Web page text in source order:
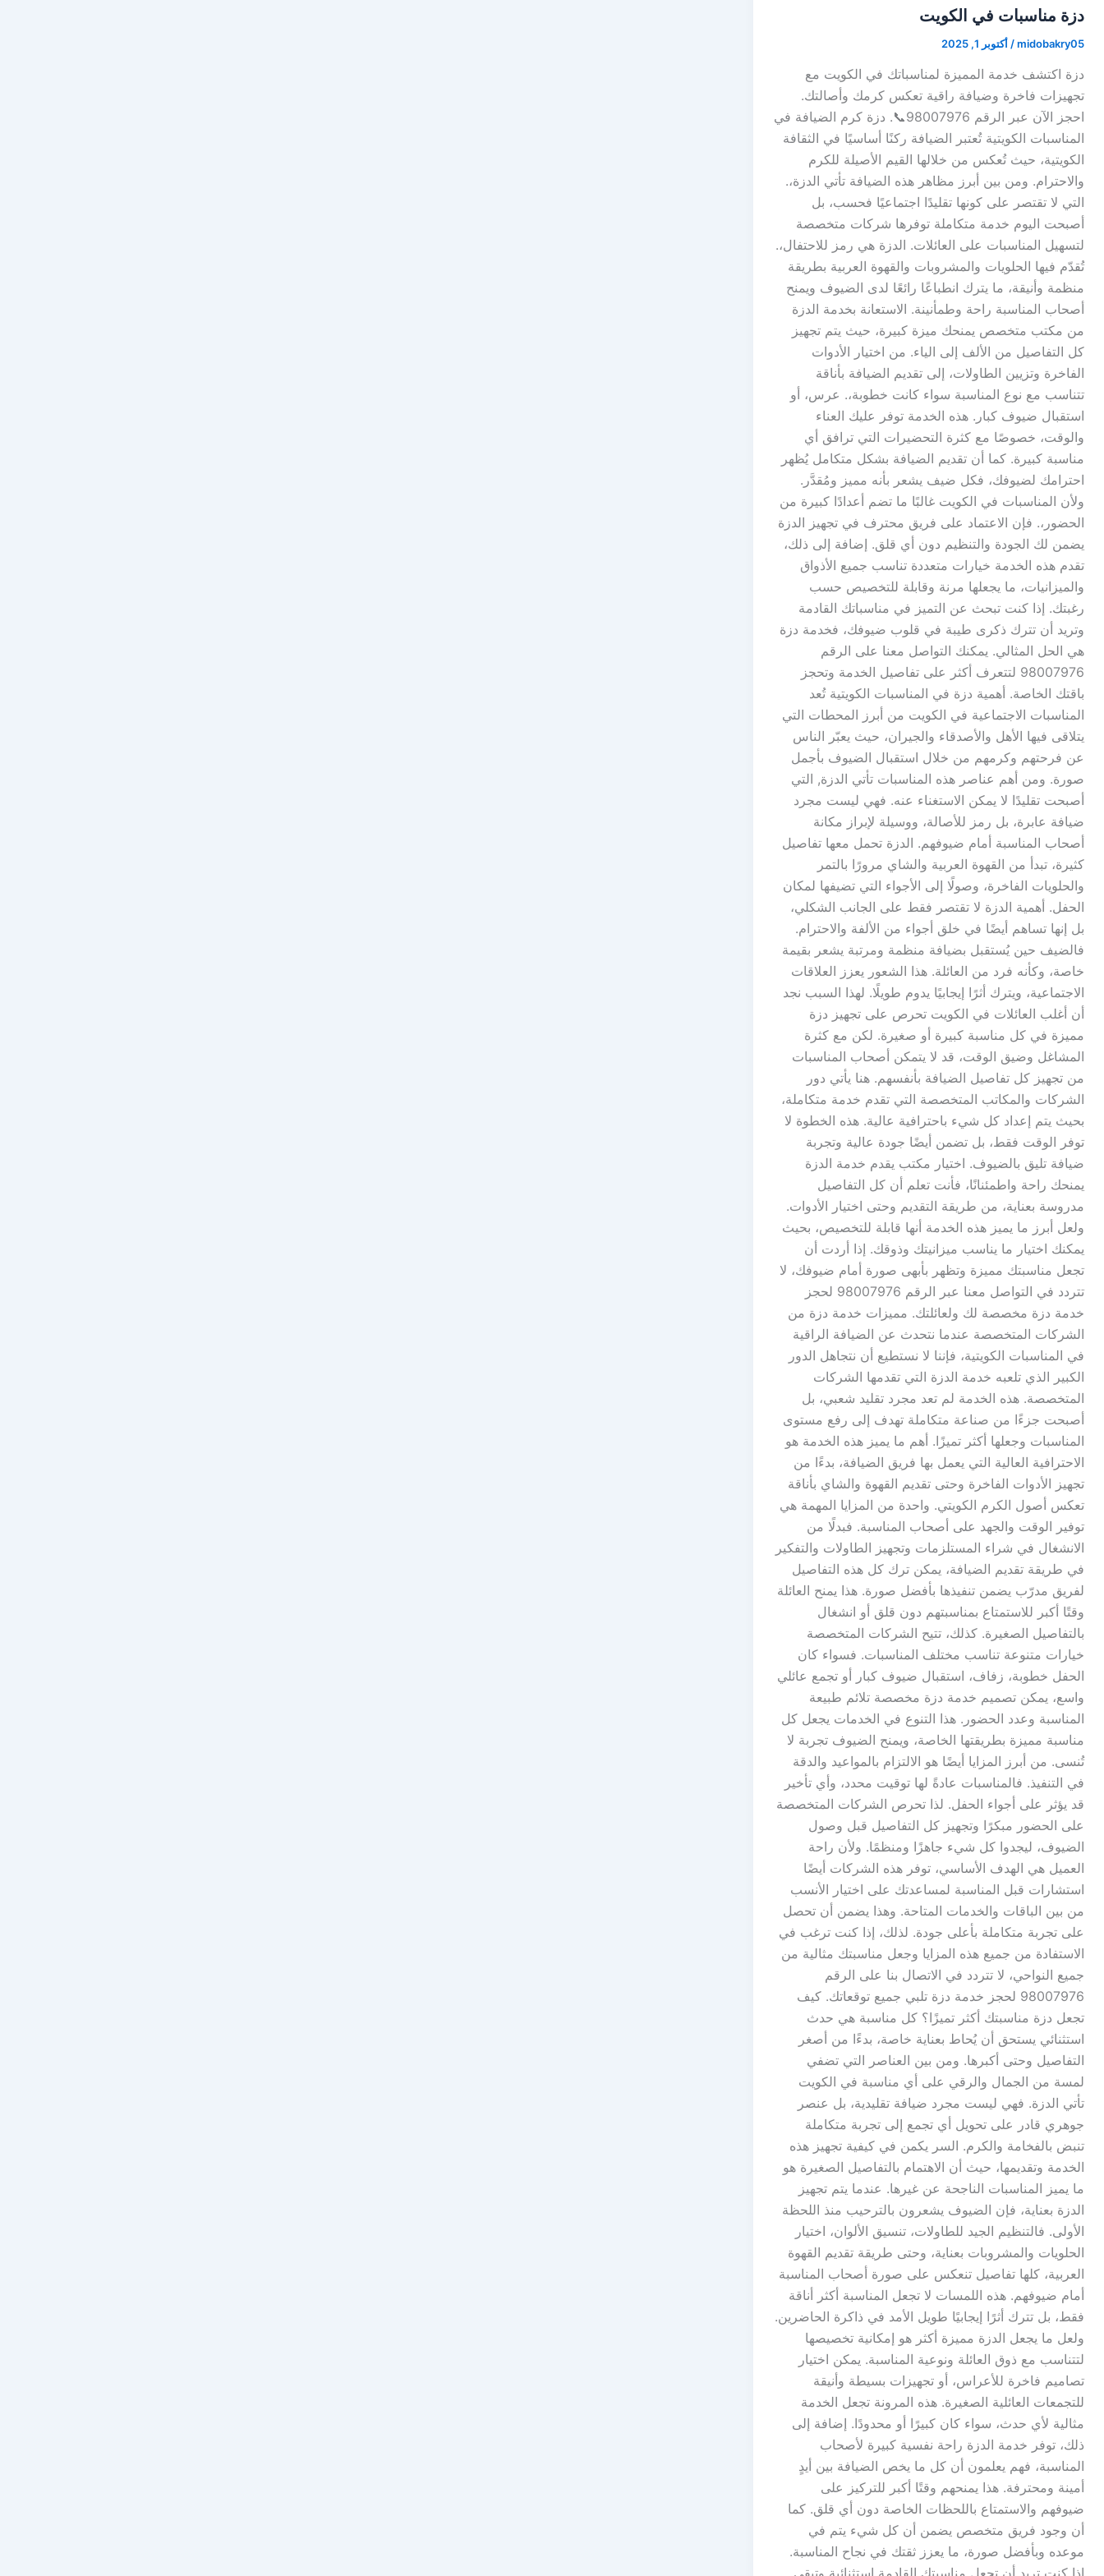
دزة مناسبات في الكويت
midobakry05
/ أكتوبر 1, 2025
دزة اكتشف خدمة المميزة لمناسباتك في الكويت مع
تجهيزات فاخرة وضيافة راقية تعكس كرمك وأصالتك.
احجز الآن عبر الرقم 98007976📞. دزة كرم الضيافة في
المناسبات الكويتية تُعتبر الضيافة ركنًا أساسيًا في الثقافة
الكويتية، حيث تُعكس من خلالها القيم الأصيلة للكرم
والاحترام. ومن بين أبرز مظاهر هذه الضيافة تأتي الدزة،.
التي لا تقتصر على كونها تقليدًا اجتماعيًا فحسب، بل
أصبحت اليوم خدمة متكاملة توفرها شركات متخصصة
لتسهيل المناسبات على العائلات. الدزة هي رمز للاحتفال،.
تُقدّم فيها الحلويات والمشروبات والقهوة العربية بطريقة
منظمة وأنيقة، ما يترك انطباعًا رائعًا لدى الضيوف ويمنح
أصحاب المناسبة راحة وطمأنينة. الاستعانة بخدمة الدزة
من مكتب متخصص يمنحك ميزة كبيرة، حيث يتم تجهيز
كل التفاصيل من الألف إلى الياء. من اختيار الأدوات
الفاخرة وتزيين الطاولات، إلى تقديم الضيافة بأناقة
تتناسب مع نوع المناسبة سواء كانت خطوبة،. عرس، أو
استقبال ضيوف كبار. هذه الخدمة توفر عليك العناء
والوقت، خصوصًا مع كثرة التحضيرات التي ترافق أي
مناسبة كبيرة. كما أن تقديم الضيافة بشكل متكامل يُظهر
احترامك لضيوفك، فكل ضيف يشعر بأنه مميز ومُقدَّر.
ولأن المناسبات في الكويت غالبًا ما تضم أعدادًا كبيرة من
الحضور،. فإن الاعتماد على فريق محترف في تجهيز الدزة
يضمن لك الجودة والتنظيم دون أي قلق. إضافة إلى ذلك،
تقدم هذه الخدمة خيارات متعددة تناسب جميع الأذواق
والميزانيات، ما يجعلها مرنة وقابلة للتخصيص حسب
رغبتك. إذا كنت تبحث عن التميز في مناسباتك القادمة
وتريد أن تترك ذكرى طيبة في قلوب ضيوفك، فخدمة دزة
هي الحل المثالي. يمكنك التواصل معنا على الرقم
98007976 لتتعرف أكثر على تفاصيل الخدمة وتحجز
باقتك الخاصة. أهمية دزة في المناسبات الكويتية تُعد
المناسبات الاجتماعية في الكويت من أبرز المحطات التي
يتلاقى فيها الأهل والأصدقاء والجيران، حيث يعبّر الناس
عن فرحتهم وكرمهم من خلال استقبال الضيوف بأجمل
صورة. ومن أهم عناصر هذه المناسبات تأتي الدزة, التي
أصبحت تقليدًا لا يمكن الاستغناء عنه. فهي ليست مجرد
ضيافة عابرة، بل رمز للأصالة، ووسيلة لإبراز مكانة
أصحاب المناسبة أمام ضيوفهم. الدزة تحمل معها تفاصيل
كثيرة، تبدأ من القهوة العربية والشاي مرورًا بالتمر
والحلويات الفاخرة، وصولًا إلى الأجواء التي تضيفها لمكان
الحفل. أهمية الدزة لا تقتصر فقط على الجانب الشكلي،
بل إنها تساهم أيضًا في خلق أجواء من الألفة والاحترام.
فالضيف حين يُستقبل بضيافة منظمة ومرتبة يشعر بقيمة
خاصة، وكأنه فرد من العائلة. هذا الشعور يعزز العلاقات
الاجتماعية، ويترك أثرًا إيجابيًا يدوم طويلًا. لهذا السبب نجد
أن أغلب العائلات في الكويت تحرص على تجهيز دزة
مميزة في كل مناسبة كبيرة أو صغيرة. لكن مع كثرة
المشاغل وضيق الوقت، قد لا يتمكن أصحاب المناسبات
من تجهيز كل تفاصيل الضيافة بأنفسهم. هنا يأتي دور
الشركات والمكاتب المتخصصة التي تقدم خدمة متكاملة،
بحيث يتم إعداد كل شيء باحترافية عالية. هذه الخطوة لا
توفر الوقت فقط، بل تضمن أيضًا جودة عالية وتجربة
ضيافة تليق بالضيوف. اختيار مكتب يقدم خدمة الدزة
يمنحك راحة واطمئنانًا، فأنت تعلم أن كل التفاصيل
مدروسة بعناية، من طريقة التقديم وحتى اختيار الأدوات.
ولعل أبرز ما يميز هذه الخدمة أنها قابلة للتخصيص، بحيث
يمكنك اختيار ما يناسب ميزانيتك وذوقك. إذا أردت أن
تجعل مناسبتك مميزة وتظهر بأبهى صورة أمام ضيوفك، لا
تتردد في التواصل معنا عبر الرقم 98007976 لحجز
خدمة دزة مخصصة لك ولعائلتك. مميزات خدمة دزة من
الشركات المتخصصة عندما نتحدث عن الضيافة الراقية
في المناسبات الكويتية، فإننا لا نستطيع أن نتجاهل الدور
الكبير الذي تلعبه خدمة الدزة التي تقدمها الشركات
المتخصصة. هذه الخدمة لم تعد مجرد تقليد شعبي، بل
أصبحت جزءًا من صناعة متكاملة تهدف إلى رفع مستوى
المناسبات وجعلها أكثر تميزًا. أهم ما يميز هذه الخدمة هو
الاحترافية العالية التي يعمل بها فريق الضيافة، بدءًا من
تجهيز الأدوات الفاخرة وحتى تقديم القهوة والشاي بأناقة
تعكس أصول الكرم الكويتي. واحدة من المزايا المهمة هي
توفير الوقت والجهد على أصحاب المناسبة. فبدلًا من
الانشغال في شراء المستلزمات وتجهيز الطاولات والتفكير
في طريقة تقديم الضيافة، يمكن ترك كل هذه التفاصيل
لفريق مدرّب يضمن تنفيذها بأفضل صورة. هذا يمنح العائلة
وقتًا أكبر للاستمتاع بمناسبتهم دون قلق أو انشغال
بالتفاصيل الصغيرة. كذلك، تتيح الشركات المتخصصة
خيارات متنوعة تناسب مختلف المناسبات. فسواء كان
الحفل خطوبة، زفاف، استقبال ضيوف كبار أو تجمع عائلي
واسع، يمكن تصميم خدمة دزة مخصصة تلائم طبيعة
المناسبة وعدد الحضور. هذا التنوع في الخدمات يجعل كل
مناسبة مميزة بطريقتها الخاصة، ويمنح الضيوف تجربة لا
تُنسى. من أبرز المزايا أيضًا هو الالتزام بالمواعيد والدقة
في التنفيذ. فالمناسبات عادةً لها توقيت محدد، وأي تأخير
قد يؤثر على أجواء الحفل. لذا تحرص الشركات المتخصصة
على الحضور مبكرًا وتجهيز كل التفاصيل قبل وصول
الضيوف، ليجدوا كل شيء جاهزًا ومنظمًا. ولأن راحة
العميل هي الهدف الأساسي، توفر هذه الشركات أيضًا
استشارات قبل المناسبة لمساعدتك على اختيار الأنسب
من بين الباقات والخدمات المتاحة. وهذا يضمن أن تحصل
على تجربة متكاملة بأعلى جودة. لذلك، إذا كنت ترغب في
الاستفادة من جميع هذه المزايا وجعل مناسبتك مثالية من
جميع النواحي، لا تتردد في الاتصال بنا على الرقم
98007976 لحجز خدمة دزة تلبي جميع توقعاتك. كيف
تجعل دزة مناسبتك أكثر تميزًا؟ كل مناسبة هي حدث
استثنائي يستحق أن يُحاط بعناية خاصة، بدءًا من أصغر
التفاصيل وحتى أكبرها. ومن بين العناصر التي تضفي
لمسة من الجمال والرقي على أي مناسبة في الكويت
تأتي الدزة. فهي ليست مجرد ضيافة تقليدية، بل عنصر
جوهري قادر على تحويل أي تجمع إلى تجربة متكاملة
تنبض بالفخامة والكرم. السر يكمن في كيفية تجهيز هذه
الخدمة وتقديمها، حيث أن الاهتمام بالتفاصيل الصغيرة هو
ما يميز المناسبات الناجحة عن غيرها. عندما يتم تجهيز
الدزة بعناية، فإن الضيوف يشعرون بالترحيب منذ اللحظة
الأولى. فالتنظيم الجيد للطاولات، تنسيق الألوان، اختيار
الحلويات والمشروبات بعناية، وحتى طريقة تقديم القهوة
العربية، كلها تفاصيل تنعكس على صورة أصحاب المناسبة
أمام ضيوفهم. هذه اللمسات لا تجعل المناسبة أكثر أناقة
فقط، بل تترك أثرًا إيجابيًا طويل الأمد في ذاكرة الحاضرين.
ولعل ما يجعل الدزة مميزة أكثر هو إمكانية تخصيصها
لتتناسب مع ذوق العائلة ونوعية المناسبة. يمكن اختيار
تصاميم فاخرة للأعراس، أو تجهيزات بسيطة وأنيقة
للتجمعات العائلية الصغيرة. هذه المرونة تجعل الخدمة
مثالية لأي حدث، سواء كان كبيرًا أو محدودًا. إضافة إلى
ذلك، توفر خدمة الدزة راحة نفسية كبيرة لأصحاب
المناسبة، فهم يعلمون أن كل ما يخص الضيافة بين أيدٍ
أمينة ومحترفة. هذا يمنحهم وقتًا أكبر للتركيز على
ضيوفهم والاستمتاع باللحظات الخاصة دون أي قلق. كما
أن وجود فريق متخصص يضمن أن كل شيء يتم في
موعده وبأفضل صورة، ما يعزز ثقتك في نجاح المناسبة.